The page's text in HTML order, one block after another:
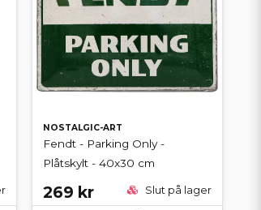
NOSTALGIC-ART
Fendt - Parking Only -
Plåtskylt - 40x30 cm
269 kr Slut på lager